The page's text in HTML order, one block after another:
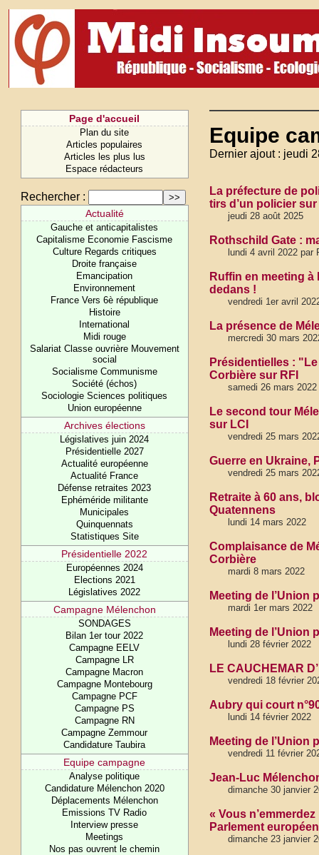
Page d'accueil
Plan du site
Articles populaires
Articles les plus lus
Espace rédacteurs
Rechercher :
Actualité
Gauche et anticapitalistes
Capitalisme Economie Fascisme
Culture Regards critiques
Droite française
Emancipation
Environnement
France Vers 6è république
Histoire
International
Midi rouge
Salariat Classe ouvrière Mouvement
social
Socialisme Communisme
Société (échos)
Sociologie Sciences politiques
Union européenne
Archives élections
Législatives juin 2024
Présidentielle 2027
Actualité européenne
Actualité France
Défense retraites 2023
Ephéméride militante
Municipales
Quinquennats
Statistiques Site
Présidentielle 2022
Européennes 2024
Elections 2021
Législatives 2022
Campagne Mélenchon
SONDAGES
Bilan 1er tour 2022
Campagne EELV
Campagne LR
Campagne Macron
Campagne Montebourg
Campagne PCF
Campagne PS
Campagne RN
Campagne Zemmour
Candidature Taubira
Equipe campagne
Analyse politique
Candidature Mélenchon 2020
Déplacements Mélenchon
Emissions TV Radio
Interview presse
Meetings
Nos pas ouvrent le chemin
Equipe
Dernier ajout : jeudi
La préfecture de
tirs d’un policier
jeudi 28 août 2025
Rothschild Gate :
lundi 4 avril 2022 par
Ruffin en meeting
dedans !
vendredi 1er avril
La présence de
mercredi 30 mars
Présidentielles :
Corbière sur RFI
samedi 26 mars 2022
Le second tour
sur LCI
vendredi 25 mars
Guerre en Ukraine,
vendredi 25 mars
Retraite à 60 ans,
Quatennens
lundi 14 mars 2022
Complaisance de
Corbière
mardi 8 mars 2022
Meeting de l’Union
mardi 1er mars 2022
Meeting de l’Union
lundi 28 février 2022
LE CAUCHEMAR
vendredi 18 février
Aubry qui court
lundi 14 février 2022
Meeting de l’Union
vendredi 11 février
Jean-Luc
dimanche 30 janvier
« Vous
Parlement européen
dimanche 23 janvier